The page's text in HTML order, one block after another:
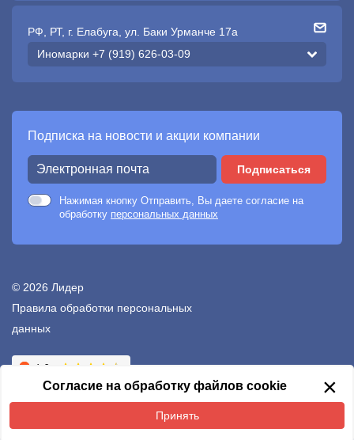
РФ, РТ, г. Елабуга, ул. Баки Урманче 17а
Иномарки +7 (919) 626-03-09
Подписка на новости и акции компании
Подписаться
Нажимая кнопку Отправить, Вы даете согласие на
обработку персональных данных
© 2026 Лидер
Правила обработки персональных
данных
×
Согласие на обработку файлов cookie
Принять